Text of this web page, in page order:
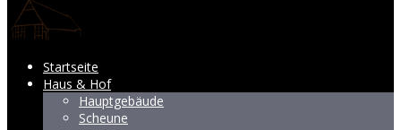
Startseite
Haus & Hof
Hauptgebäude
Scheune